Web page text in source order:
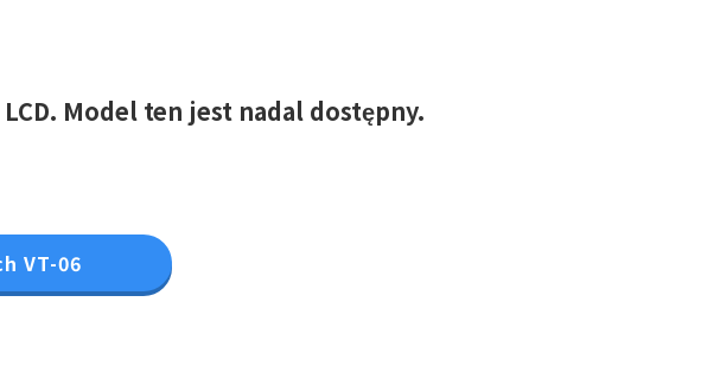
Model ten jest nadal dostępny.
VT-06